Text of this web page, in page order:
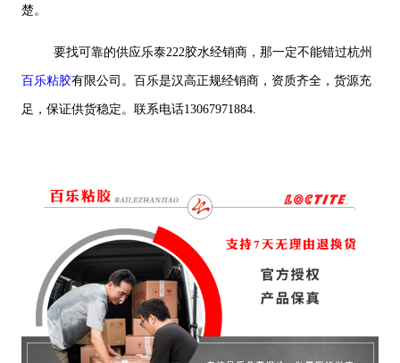
楚。
要找可靠的供应乐泰222胶水经销商，那一定不能错过杭州
百乐粘胶有限公司。百乐是汉高正规经销商，资质齐全，货源充
足，保证供货稳定。联系电话13067971884.